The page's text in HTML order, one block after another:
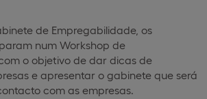
de Empregabilidade, os
num Workshop de
o objetivo de dar dicas de
e apresentar o gabinete que será
com as empresas.